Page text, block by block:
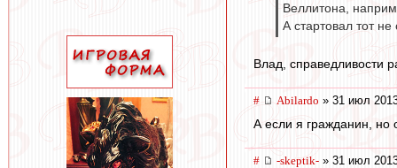
Веллитона,
А стартовал тот
Влад, справедливости
# Abilardo » 31 июл
А если я гражданин, но
# -skeptik- » 31 июл